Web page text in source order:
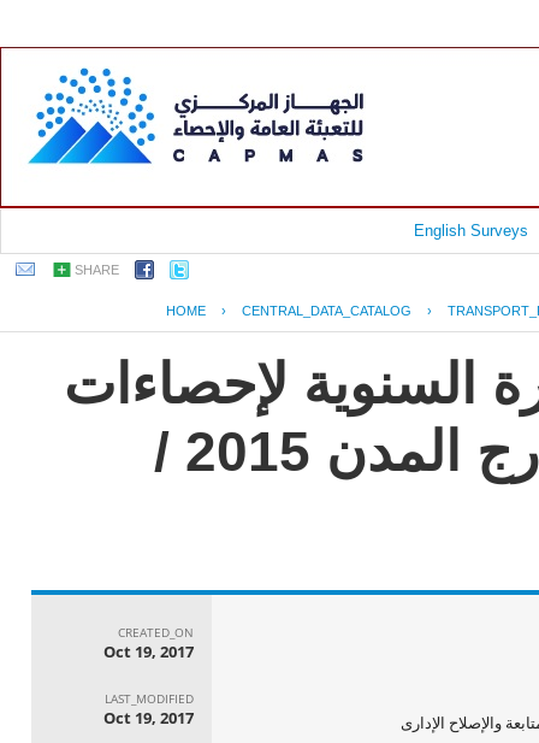
English Surveys
SHARE
HOME › CENTRAL_DATA_CATALOG ›
السنوية لإحصاءات
النقل العام للركاب داخل وخارج المدن 2015 /
والإصلاح الإدارى
CREATED_ON
Oct 19, 2017
LAST_MODIFIED
Oct 19, 2017